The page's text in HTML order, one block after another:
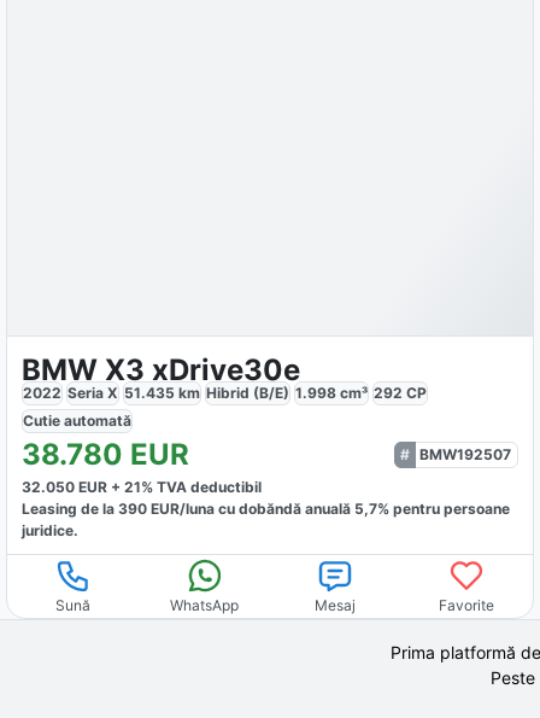
BMW X3 xDrive30e
2022 Seria X 51.435 km Hibrid (B/E) 1.998 cm³ 292 CP
Cutieautomată
38.780 EUR
BMW192507
32.050 EUR +21% TVA deductibil
Leasing de la390 EUR/luna cu dobăndă anuală 5,7% pentru persoane
juridice.
Sună WhatsApp Mesaj Favorite
Prima platformă